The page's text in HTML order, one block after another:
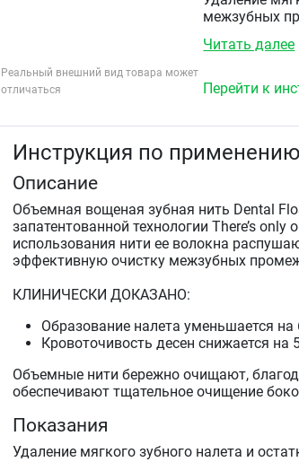
Реальный внешний вид товара может
отличаться
межзубных
Читать далее
Перейти к
Инструкция по применению
Описание
Объемная вощеная зубная нить Dental
запатентованной технологии There’s
использования нити ее волокна
эффективную очистку межзубных
КЛИНИЧЕСКИ ДОКАЗАНО:
Образование налета уменьшается на
Кровоточивость десен снижается на
Объемные нити бережно очищают,
обеспечивают тщательное очищение
Показания
Удаление мягкого зубного налета и